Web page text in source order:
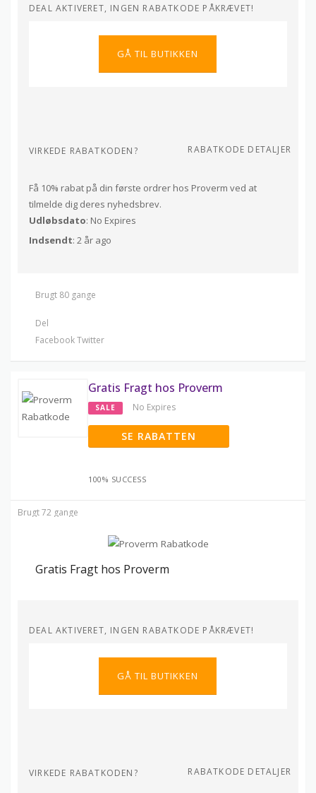
DEAL AKTIVERET, INGEN RABATKODE PÅKRÆVET!
GÅ TIL BUTIKKEN
VIRKEDE RABATKODEN? RABATKODE DETALJER
Få 10% rabat på din første ordrer hos Proverm ved at
tilmelde dig deres nyhedsbrev.
Udløbsdato: No Expires
Indsendt: 2 år ago
Brugt 80 gange
Del
FacebookTwitter
Gratis Fragt hos Proverm
SALE No Expires
SE RABATTEN
100% SUCCESS
Brugt 72 gange
Gratis Fragt hos Proverm
DEAL AKTIVERET, INGEN RABATKODE PÅKRÆVET!
GÅ TIL BUTIKKEN
VIRKEDE RABATKODEN? RABATKODE DETALJER